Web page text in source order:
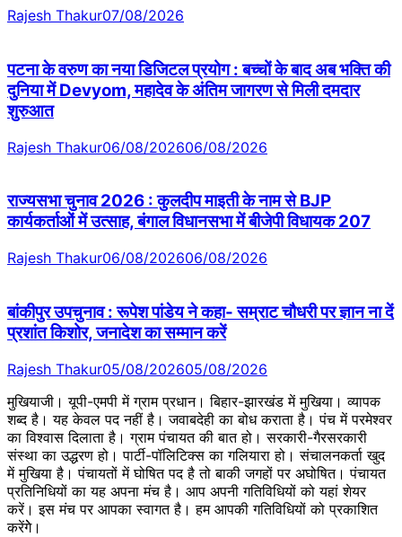
Rajesh Thakur07/08/2026
पटना के वरुण का नया डिजिटल प्रयोग : बच्चों के बाद अब भक्ति की
दुनिया में Devyom, महादेव के अंतिम जागरण से मिली दमदार
शुरुआत
Rajesh Thakur06/08/202606/08/2026
राज्यसभा चुनाव 2026 : कुलदीप माइती के नाम से BJP
कार्यकर्ताओं में उत्साह, बंगाल विधानसभा में बीजेपी विधायक 207
Rajesh Thakur06/08/202606/08/2026
बांकीपुर उपचुनाव : रूपेश पांडेय ने कहा- सम्राट चौधरी पर ज्ञान ना दें
प्रशांत किशोर, जनादेश का सम्मान करें
Rajesh Thakur05/08/202605/08/2026
मुखियाजी। यूपी-एमपी में ग्राम प्रधान। बिहार-झारखंड में मुखिया। व्यापक
शब्द है। यह केवल पद नहीं है। जवाबदेही का बोध कराता है। पंच में परमेश्वर
का विश्वास दिलाता है। ग्राम पंचायत की बात हो। सरकारी-गैरसरकारी
संस्था का उद्धरण हो। पार्टी-पॉलिटिक्स का गलियारा हो। संचालनकर्ता खुद
में मुखिया है। पंचायतों में घोषित पद है तो बाकी जगहों पर अघोषित। पंचायत
प्रतिनिधियों का यह अपना मंच है। आप अपनी गतिविधियों को यहां शेयर
करें। इस मंच पर आपका स्वागत है। हम आपकी गतिविधियों को प्रकाशित
करेंगेे।